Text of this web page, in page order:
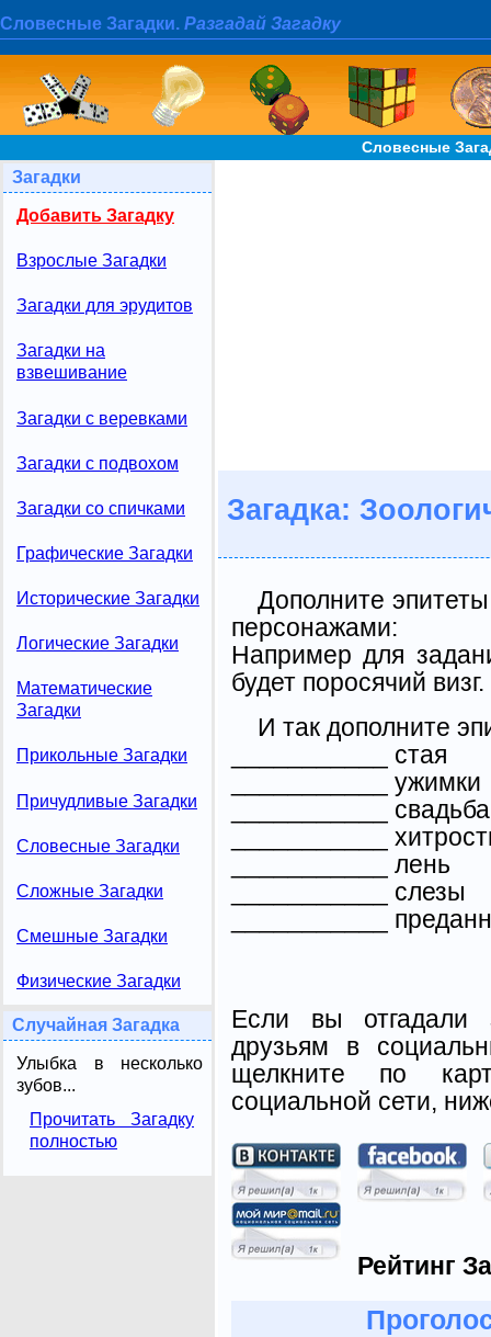
Словесные Загадки. Разгадай Загадку
Словесные
Загадки
Добавить Загадку
Взрослые Загадки
Загадки для эрудитов
Загадки на
взвешивание
Загадки с веревками
Загадки с подвохом
Загадки со спичками
Графические Загадки
Исторические Загадки
Логические Загадки
Математические
Загадки
Прикольные Загадки
Причудливые Загадки
Словесные Загадки
Сложные Загадки
Смешные Загадки
Физические Загадки
Случайная Загадка
Улыбка в несколько
зубов...
Прочитать Загадку
полностью
Загадка:
Дополните
персонажами:
Например для
будет поросячий визг.
И так дополните
___________ стая
___________ ужимки
___________ свадьба
___________
___________ лень
___________ слезы
___________
Если вы отгадали
друзьям в
щелкните по
социальной сети,
Рейтинг